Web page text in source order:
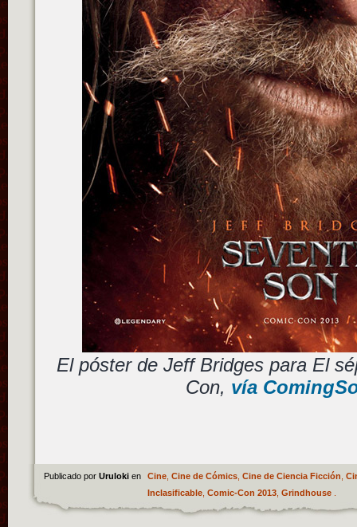
El póster de Jeff Bridges para El
Con, vía
Publicado por Uruloki en Cine, Cine de Cómics, Cine de Ciencia Ficción
Inclasificable, Comic-Con 2013, Grindhouse.